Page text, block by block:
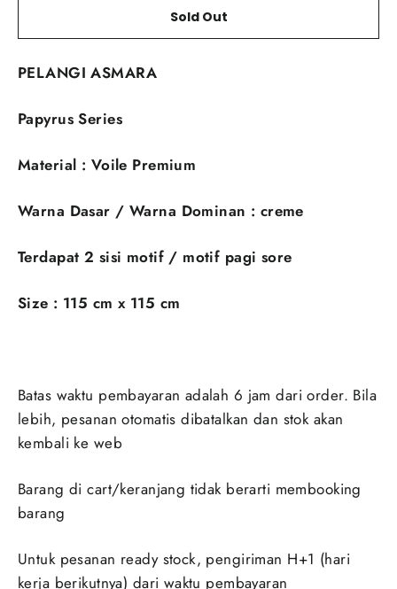
Sold Out
PELANGI ASMARA
PapyrusSeries
Material : Voile Premium
Warna Dasar / Warna Dominan : creme
Terdapat 2 sisi motif / motif pagi sore
Size : 115 cm x 115 cm
Batas waktu pembayaran adalah 6 jam dari order. Bila
lebih, pesanan otomatis dibatalkan dan stok akan
kembali ke web
Barang di cart/keranjang tidak berarti membooking
barang
Untuk pesanan ready stock, pengiriman H+1 (hari
kerja berikutnya) dari waktu pembayaran